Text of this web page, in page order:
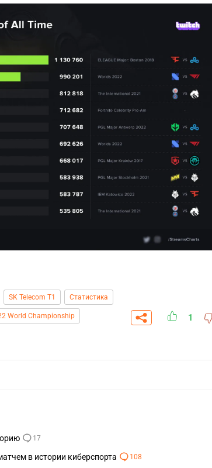
SK Telecom T1 Статистика
World Championship 1
17
в истории киберспорта 108
СКАЧАТЬ НА
ANDROID